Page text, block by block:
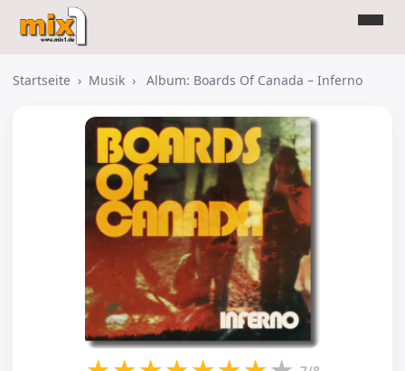
Startseite › Musik › Album: Boards Of Canada – Inferno